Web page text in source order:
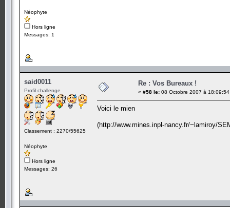
Néophyte
Hors ligne
Messages: 1
said0011
Profil challenge
Classement : 2270/55625
Néophyte
Hors ligne
Messages: 26
Re : Vos Bureaux !
« #58 le: 08 Octobre 2007 à
Voici le mien
(http://www.mines.inpl-nancy.fr/~lamiroy/